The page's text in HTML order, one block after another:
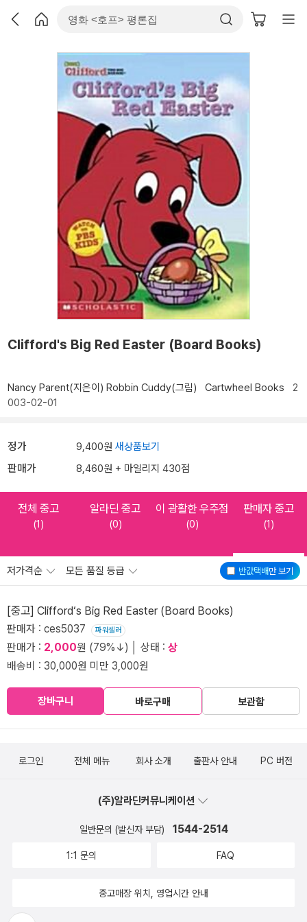
Clifford's Big Red Easter (Board Books)
Nancy Parent(지은이) Robbin Cuddy(그림) Cartwheel Books 2
003-02-01
정가 9,400원 새상품보기
판매가 8,460원 + 마일리지 430점
전체 중고
(1)
알라딘 중고
(0)
이 광활한 우주점
(0)
판매자 중고
(1)
반값택배만 보기
저가격순 모든 품질 등급
[중고] Clifford‘s Big Red Easter (Board Books)
판매자 : ces5037 파워셀러
판매가 : 2,000원 (79%↓) │ 상태 : 상
배송비 : 30,000원 미만 3,000원
장바구니 바로구매 보관함
로그인 전체 메뉴 회사 소개 출판사 안내 PC 버전
(주)알라딘커뮤니케이션
일반문의 (발신자 부담) 1544-2514
1:1 문의 FAQ
중고매장 위치, 영업시간 안내